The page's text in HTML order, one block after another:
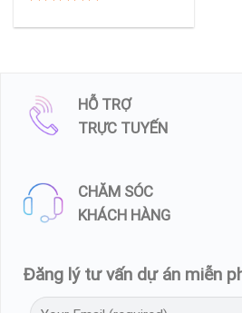
out of 5
HỖ TRỢ
TRỰC TUYẾN
CHĂM SÓC
KHÁCH HÀNG
Đăng lý tư vấn dự án miễn